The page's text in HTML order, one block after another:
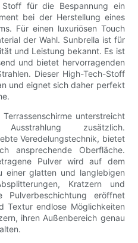
für die Bespannung ein
bei der Herstellung eines
Für einen luxuriösen Touch
der Wahl. Sunbrella ist für
und Leistung bekannt. Es ist
und bietet hervorragenden
Dieser High-Tech-Stoff
und eignet sich daher perfekt
unterstreicht
zusätzlich.
Veredelungstechnik, bietet
ansprechende Oberfläche.
Pulver wird auf dem
einer glatten und langlebigen
Kratzern und
Pulverbeschichtung eröffnet
Textur endlose Möglichkeiten
ihren Außenbereich genau